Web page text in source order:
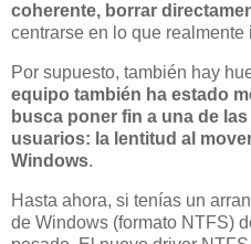
coherente, borrar
centrarse en lo que realmente
Por supuesto, también hay
equipo también ha estado
busca poner fin a una de
usuarios: la lentitud al
Windows.
Hasta ahora, si tenías un
de Windows (formato NTFS)